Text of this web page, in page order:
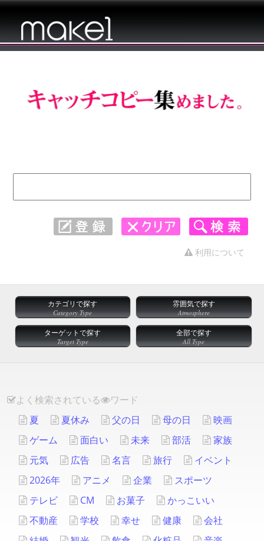
利用について
カテゴリで探す
Category Type
雰囲気で探す
Atmosphere
ターゲットで探す
Target Type
全部で探す
All Type
よく検索されている
ワード
夏
夏休み 父の日 母の日
映画
ゲーム
面白い 未来 部活
家族
元気
広告 名言 旅行
イベント
2026年
アニメ 企業
スポーツ
テレビ
CM お菓子
かっこいい
不動産
学校 幸せ 健康
会社